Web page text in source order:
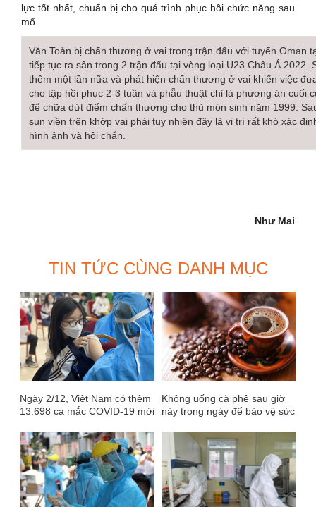
lực tốt nhất, chuẩn bị cho quá trình phục hồi chức năng sau
mổ.
Văn Toản bị chấn thương ở vai trong trận đấu với tuyển Oman
tiếp tục ra sân trong 2 trận đấu tại vòng loại U23 Châu Á
thêm một lần nữa và phát hiện chấn thương ở vai khiến việc
cho tập hồi phục 2-3 tuần và phẫu thuật chỉ là phương án cuối
để chữa dứt điểm chấn thương cho thủ môn sinh năm 1999.
sụn viền trên khớp vai phải tuy nhiên đây là vị trí rất khó xác
hình ảnh và hội chẩn.
Như Mai
TIN TỨC CÙNG DANH MỤC
Ngày 2/12, Việt Nam có thêm
13.698 ca mắc COVID-19 mới
Không uống cà phê sau giờ
này trong ngày để bảo vệ sức